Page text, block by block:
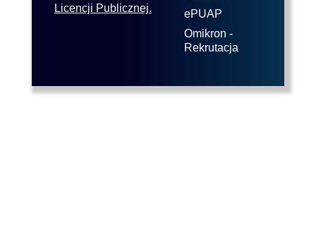
Licencji Publicznej.
ePUAP
Omikron -
Rekrutacja